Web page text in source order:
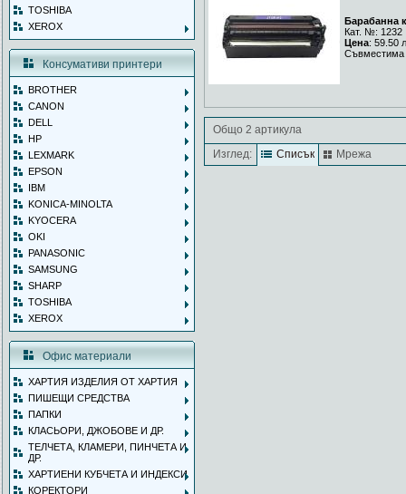
TOSHIBA
XEROX
Консумативи принтери
BROTHER
CANON
DELL
HP
LEXMARK
EPSON
IBM
KONICA-MINOLTA
KYOCERA
OKI
PANASONIC
SAMSUNG
SHARP
TOSHIBA
XEROX
Офис материали
ХАРТИЯ ИЗДЕЛИЯ ОТ ХАРТИЯ
ПИШЕЩИ СРЕДСТВА
ПАПКИ
КЛАСЬОРИ, ДЖОБОВЕ И ДР.
ТЕЛЧЕТА, КЛАМЕРИ, ПИНЧЕТА И
ДР.
ХАРТИЕНИ КУБЧЕТА И ИНДЕКСИ
КОРЕКТОРИ
Барабанна
Кат. №: 1232
Цена: 59.50
Съвместима
Общо 2 артикула
Изглед:
Списък Мрежа